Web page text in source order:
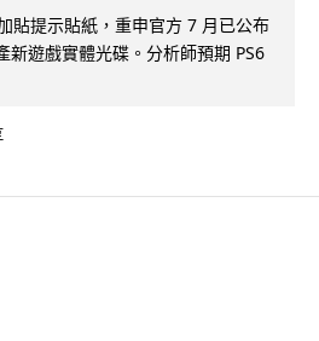
貼提示貼紙，重申官方 7 月已公布
新遊戲實體光碟。分析師預期 PS6